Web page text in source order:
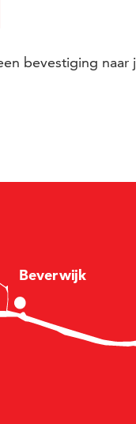
bevestiging
Beverwijk